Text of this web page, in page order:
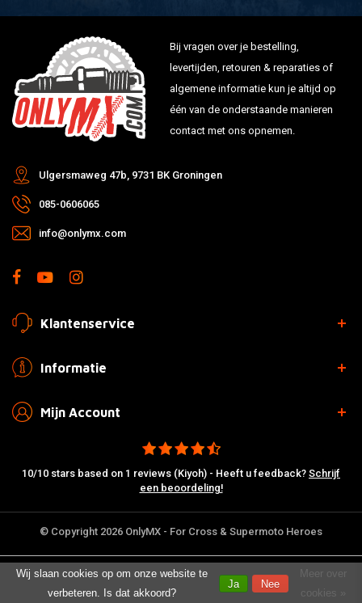
Bij vragen over je bestelling,
levertijden, retouren & reparaties of
algemene informatie kun je altijd op
één van de onderstaande manieren
contact met ons opnemen.
Ulgersmaweg 47b, 9731 BK Groningen
085-0606065
info@onlymx.com
Klantenservice
Informatie
Mijn Account
10/10 stars based on 1 reviews (Kiyoh) - Heeft u feedback? Schrijf
een beoordeling!
© Copyright 2026 OnlyMX - For Cross & Supermoto Heroes
Wij slaan cookies op om onze website te
verbeteren. Is dat akkoord?
Ja Nee
Meer over
cookies »